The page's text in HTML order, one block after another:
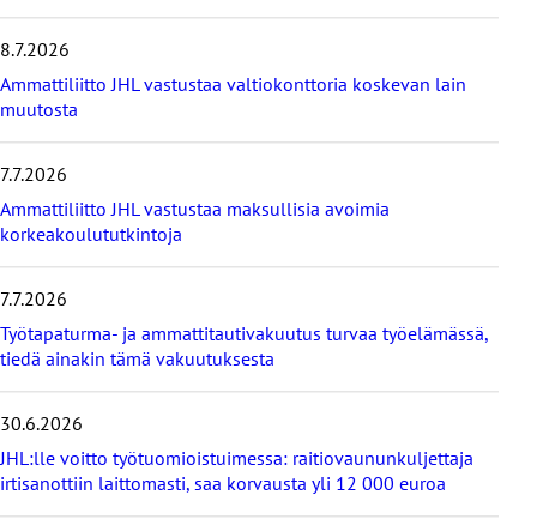
i
s
i
ä
t
u
t
i
s
e
t
8.7.2026
Ammattiliitto JHL vastustaa valtiokonttoria koskevan lain
muutosta
7.7.2026
Ammattiliitto JHL vastustaa maksullisia avoimia
korkeakoulututkintoja
7.7.2026
Työtapaturma- ja ammattitautivakuutus turvaa työelämässä,
tiedä ainakin tämä vakuutuksesta
30.6.2026
JHL:lle voitto työtuomioistuimessa: raitiovaununkuljettaja
irtisanottiin laittomasti, saa korvausta yli 12 000 euroa